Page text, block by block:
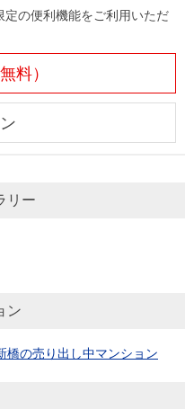
定の便利機能をご利用いただ
料）
リー
ン
橋の売り出し中マンション